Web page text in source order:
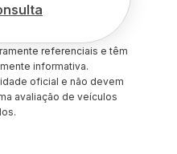
referenciais e têm
informativa.
oficial e não devem
avaliação de veículos